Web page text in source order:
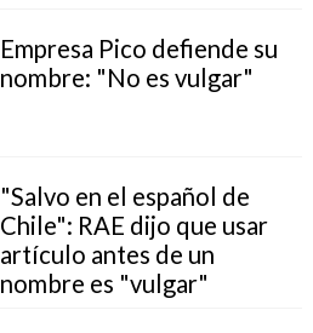
Empresa Pico defiende su
nombre: "No es vulgar"
"Salvo en el español de
Chile": RAE dijo que usar
artículo antes de un
nombre es "vulgar"